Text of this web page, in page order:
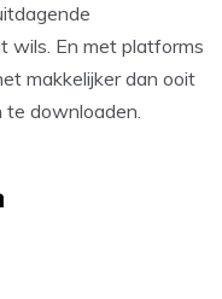
wils. En met platforms
makkelijker dan ooit
te downloaden.